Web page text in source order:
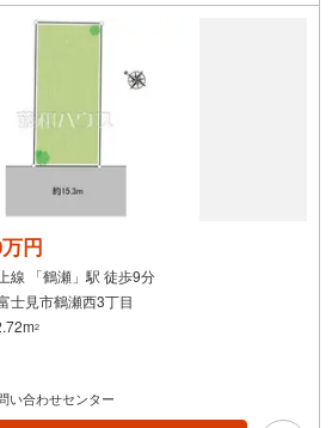
由な間取りが魅力の弊社フリープラン対応住
にお問い合わせください。
円
線 「鶴瀬」駅 徒歩9分
士見市鶴瀬西3丁目
2
い合わせセンター